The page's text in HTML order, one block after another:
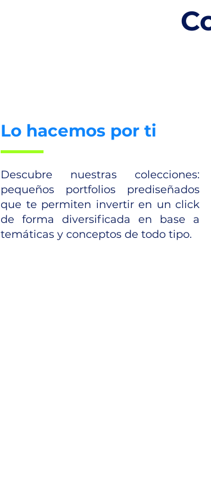
Lo hacemos por ti
Descubre nuestras colecciones:
pequeños portfolios prediseñados
que te permiten invertir en un click
de forma diversificada en base a
temáticas y conceptos de todo tipo.